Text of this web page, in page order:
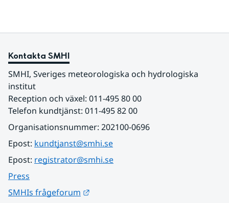
Kontakta SMHI
SMHI, Sveriges meteorologiska och hydrologiska
institut
Reception och växel: 011-495 80 00
Telefon kundtjänst: 011-495 82 00
Organisationsnummer: 202100-0696
Epost: kundtjanst@smhi.se
Epost: registrator@smhi.se
Press
SMHIs frågeforum